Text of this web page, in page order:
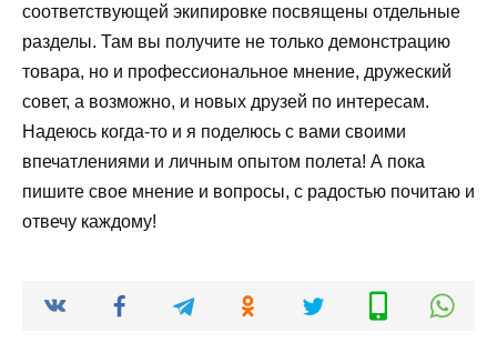
соответствующей экипировке посвящены отдельные
разделы. Там вы получите не только демонстрацию
товара, но и профессиональное мнение, дружеский
совет, а возможно, и новых друзей по интересам.
Надеюсь когда-то и я поделюсь с вами своими
впечатлениями и личным опытом полета! А пока
пишите свое мнение и вопросы, с радостью почитаю и
отвечу каждому!